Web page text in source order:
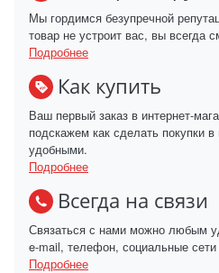
Мы гордимся безупречной
товар не устроит вас, вы всегда
Подробнее
Как купить
Ваш первый заказ в интернет-
подскажем как сделать покупки
удобными.
Подробнее
Всегда на связи
Связаться с нами можно любым
e-mail, телефон, социальные
Подробнее